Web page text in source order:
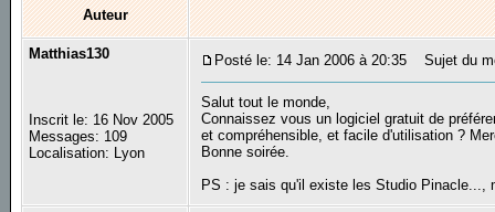
Auteur
Matthias130
Inscrit le: 16 Nov 2005
Messages: 109
Localisation: Lyon
Posté le: 14 Jan 2006 à 20:35 Sujet du
Salut tout le monde,
Connaissez vous un logiciel gratuit de
et compréhensible, et facile d'utilisation ?
Bonne soirée.
PS : je sais qu'il existe les Studio